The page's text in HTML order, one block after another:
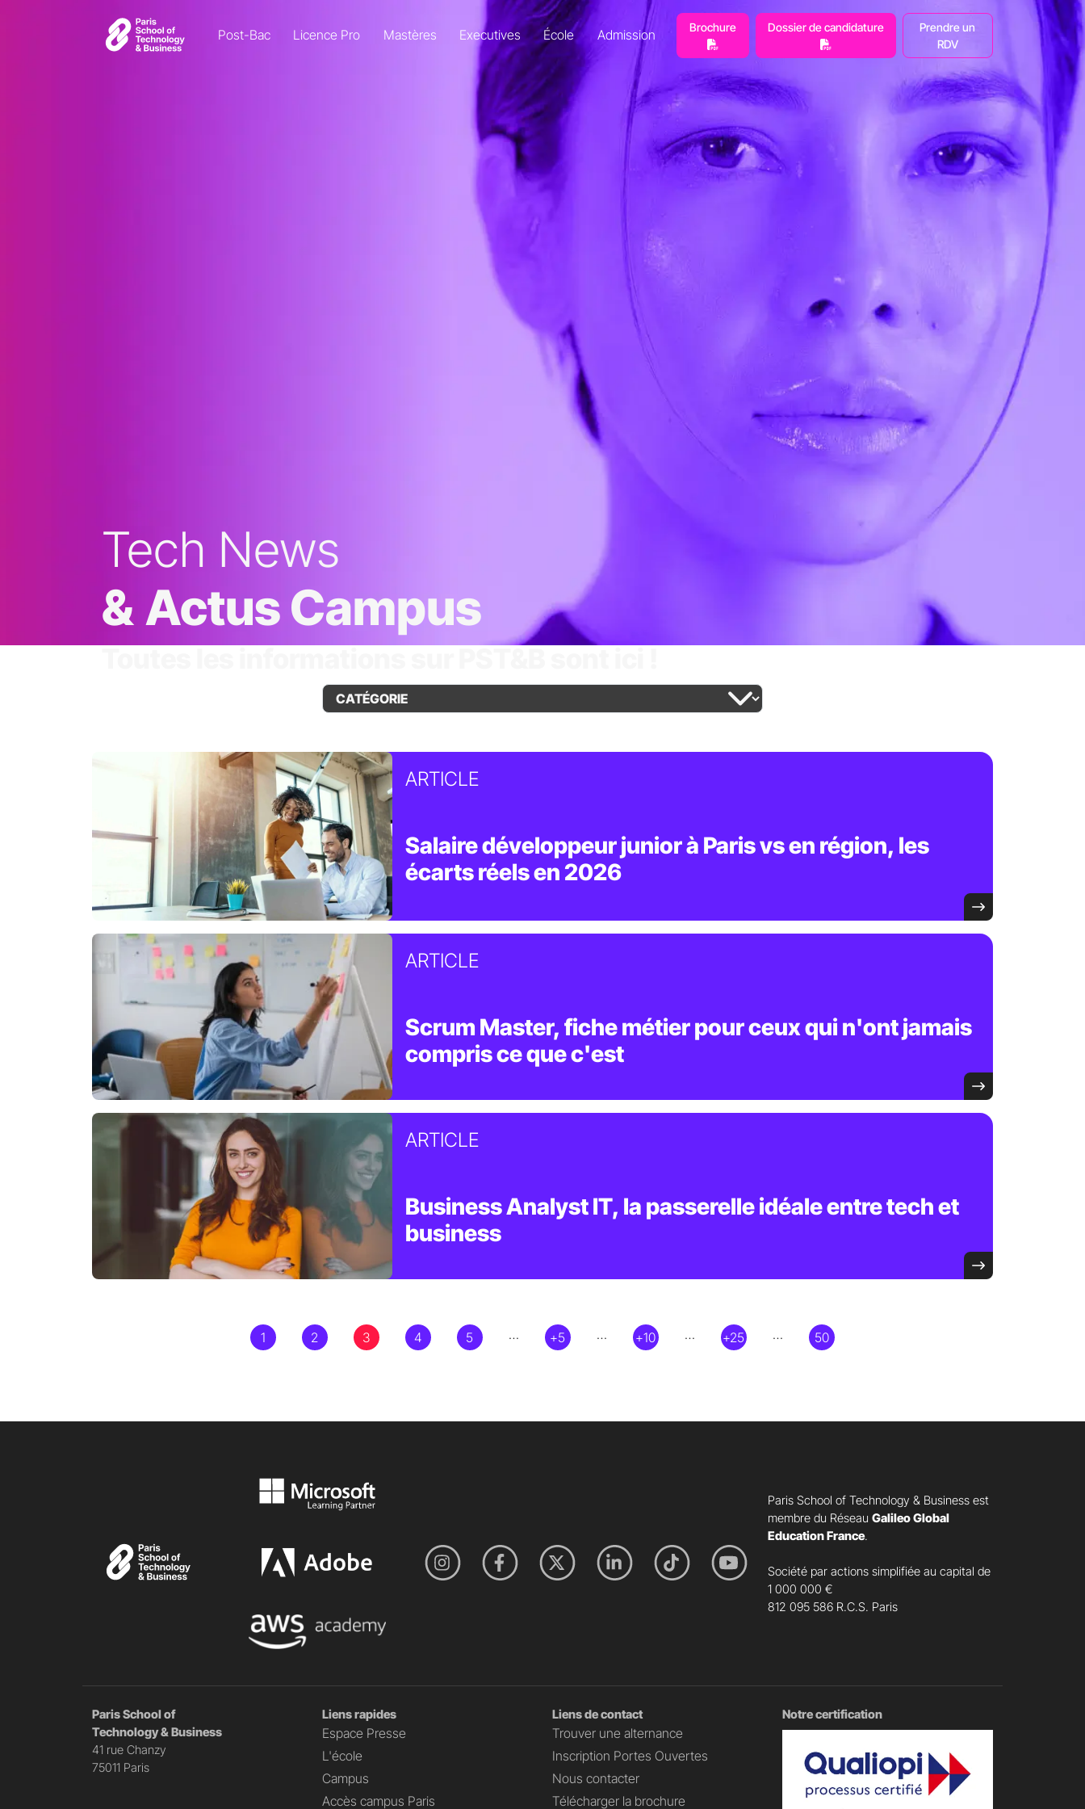
Tech News
& Actus Campus
ARTICLE
Salaire développeur junior à Paris vs en région, les
écarts réels en 2026
ARTICLE
Scrum Master, fiche métier pour ceux qui n'ont jamais
compris ce que c'est
ARTICLE
Business Analyst IT, la passerelle idéale entre tech et
business
Pagination Page
1
Page
2
Current page
3
Page
4
Page
5 …
Page
+5 …
Page
+10 …
Page
+25 …
Page
50
Post-Bac Licence Pro Mastères Executives École Admission Brochure Dossier de candidature
Prendre un
RDV
Paris School of Technology & Business est
membre du Réseau Galileo Global
Education France.
Société par actions simplifiée au capital de
1 000 000 €
812 095 586 R.C.S. Paris
Paris School of
Technology & Business
41 rue Chanzy
75011 Paris
Liens rapides
Espace Presse
L'école
Campus
Accès campus Paris
Liens de contact
Trouver une alternance
Inscription Portes Ouvertes
Nous contacter
Télécharger la brochure
Notre certification